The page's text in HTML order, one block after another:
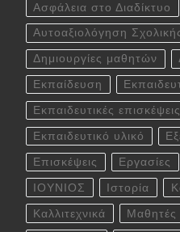
Ασφάλεια στο Διαδίκτυο
Αυτοαξιολόγηση
Δημιουργίες μαθητών
Εκπαίδευση
Εκπαιδευτικές επισκέψεις
Εκπαιδευτικό υλικό
Επισκέψεις Εργασίες
ΙΟΥΝΙΟΣ Ιστορία
Καλλιτεχνικά Μαθητές